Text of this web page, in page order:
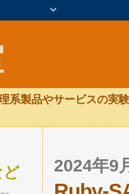
系製品やサービスの実
2024年9
ど